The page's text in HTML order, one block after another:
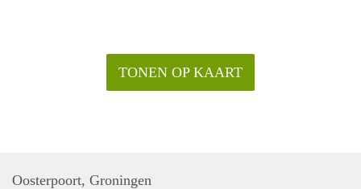
TONEN OP KAART
Oosterpoort, Groningen